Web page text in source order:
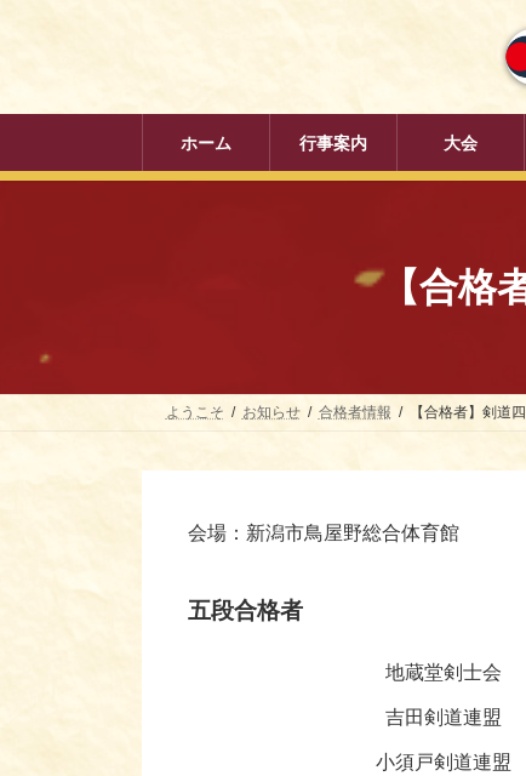
ツ
シ
ホーム 行事案内 大会
【合格
ようこそ お知らせ 合格者情報 【合格者】剣道
会場：新潟市鳥屋野総合体育館
五段合格者
地蔵堂剣士会
吉田剣道連盟
小須戸剣道連盟